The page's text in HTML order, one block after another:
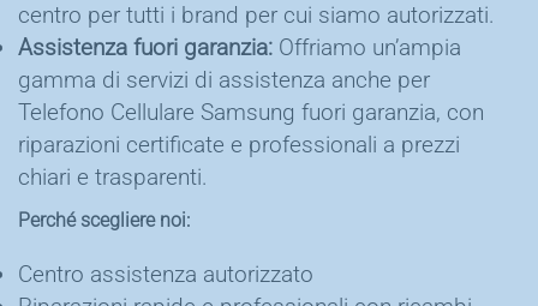
centro per tutti i brand per cui siamo autorizzati.
Assistenza fuori garanzia: Offriamo un’ampia
gamma di servizi di assistenza anche per
Telefono Cellulare Samsung fuori garanzia, con
riparazioni certificate e professionali a prezzi
chiari e trasparenti.
Perché scegliere noi:
Centro assistenza autorizzato